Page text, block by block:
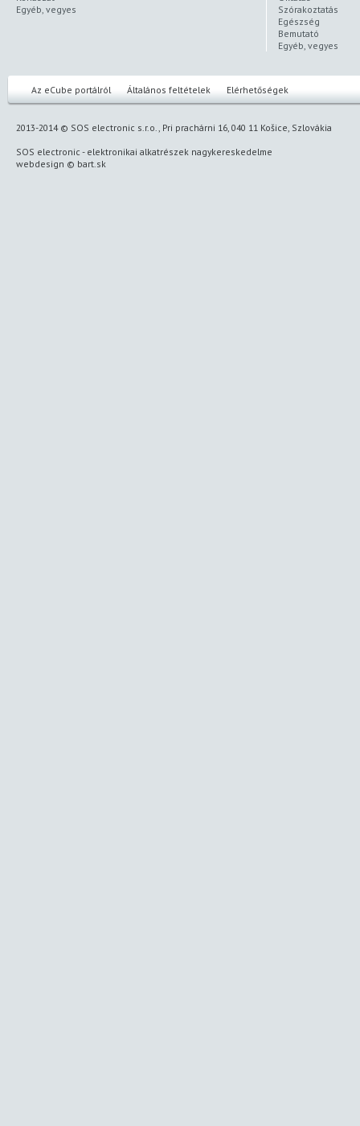
Egyéb, vegyes
Szórakoztatás
Egészség
Bemutató
Egyéb, vegyes
Az eCube portálról Általános feltételek Elérhetőségek
2013-2014 © SOS electronic s.r.o., Pri prachárni 16, 040 11 Košice, Szlovákia
SOS electronic - elektronikai alkatrészek nagykereskedelme
webdesign © bart.sk